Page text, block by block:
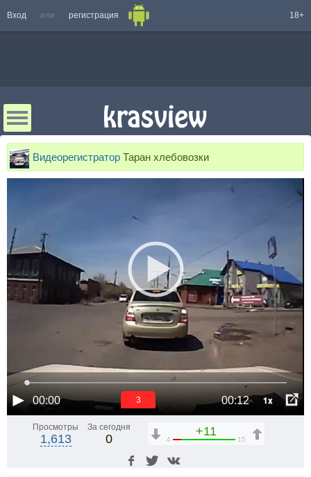
Вход или регистрация 18+
Видеорегистратор Таран хлебовозки
00:00 00:12 1x
3
Просмотры
1,613
За сегодня
0
+11
4 15